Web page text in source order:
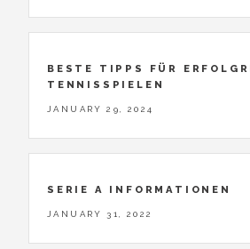
BESTE TIPPS FÜR
TENNISSPIELEN
JANUARY 29, 2024
SERIE A INFORMATIONEN
JANUARY 31, 2022